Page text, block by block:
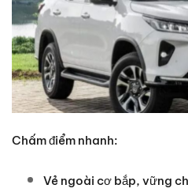
Chấm điểm nhanh:
Vẻ ngoài cơ bắp, vững